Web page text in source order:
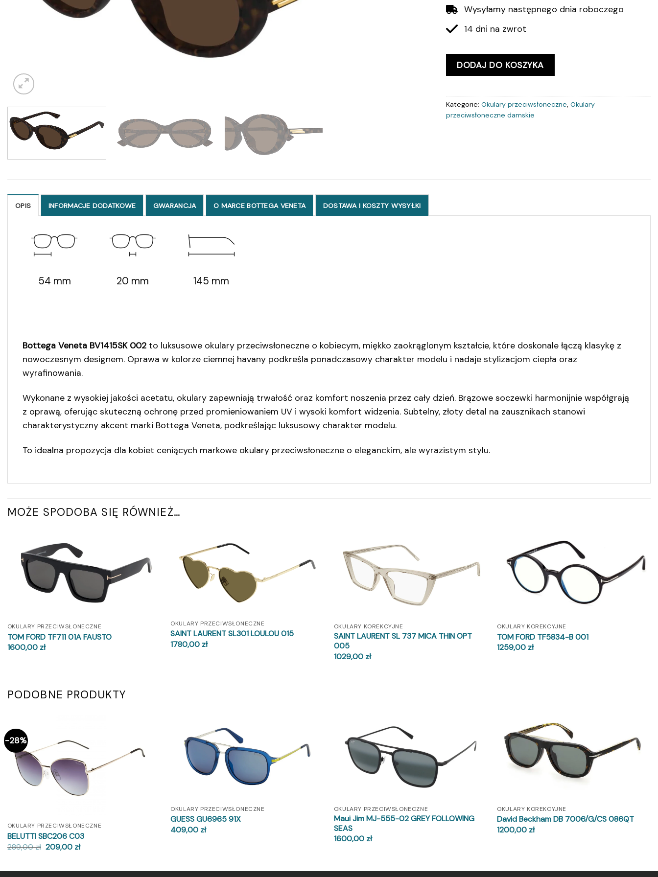
Wysyłamy następnego dnia roboczego
14 dni na zwrot
DODAJ DO KOSZYKA
Kategorie: Okulary przeciwsłoneczne, Okulary
przeciwsłoneczne damskie
OPIS INFORMACJE DODATKOWE GWARANCJA O MARCE BOTTEGA VENETA DOSTAWA I KOSZTY WYSYŁKI
54 mm 20 mm 145 mm
Bottega Veneta BV1415SK 002 to luksusowe okulary przeciwsłoneczne o kobiecym, miękko zaokrąglonym kształcie, które doskonale łączą klasykę z
nowoczesnym designem. Oprawa w kolorze ciemnej havany podkreśla ponadczasowy charakter modelu i nadaje stylizacjom ciepła oraz
wyrafinowania.
Wykonane z wysokiej jakości acetatu, okulary zapewniają trwałość oraz komfort noszenia przez cały dzień. Brązowe soczewki harmonijnie współgrają
z oprawą, oferując skuteczną ochronę przed promieniowaniem UV i wysoki komfort widzenia. Subtelny, złoty detal na zausznikach stanowi
charakterystyczny akcent marki Bottega Veneta, podkreślając luksusowy charakter modelu.
To idealna propozycja dla kobiet ceniących markowe okulary przeciwsłoneczne o eleganckim, ale wyrazistym stylu.
MOŻE SPODOBA SIĘ RÓWNIEŻ…
OKULARY PRZECIWSŁONECZNE
TOM FORD TF711 01A FAUSTO
1600,00 zł
OKULARY PRZECIWSŁONECZNE
SAINT LAURENT SL301 LOULOU 015
1780,00 zł
OKULARY KOREKCYJNE
SAINT LAURENT SL 737 MICA THIN OPT
005
1029,00 zł
OKULARY KOREKCYJNE
TOM FORD TF5834-B 001
1259,00 zł
PODOBNE PRODUKTY
-28%
OKULARY PRZECIWSŁONECZNE
BELUTTI SBC206 C03
289,00zł Pierwotna
cena
209,00 złAktualna
OKULARY PRZECIWSŁONECZNE
GUESS GU6965 91X
409,00 zł
OKULARY PRZECIWSŁONECZNE
Maui Jim MJ-555-02 GREY FOLLOWING
SEAS
1600,00 zł
OKULARY KOREKCYJNE
David Beckham DB 7006/G/CS 086QT
1200,00 zł